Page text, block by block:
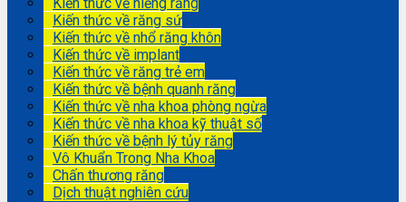
Kiến thức về răng sứ
Kiến thức về nhổ răng khôn
Kiến thức về implant
Kiến thức về răng trẻ em
Kiến thức về bệnh quanh răng
Kiến thức về nha khoa phòng ngừa
Kiến thức về nha khoa kỹ thuật số
Kiến thức về bệnh lý tủy răng
Vô Khuẩn Trong Nha Khoa
Chấn thương răng
Dịch thuật nghiên cứu